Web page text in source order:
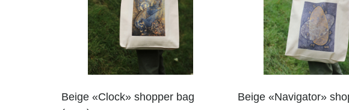
Beige «Clock» shopper bag
Beige «Navigator»